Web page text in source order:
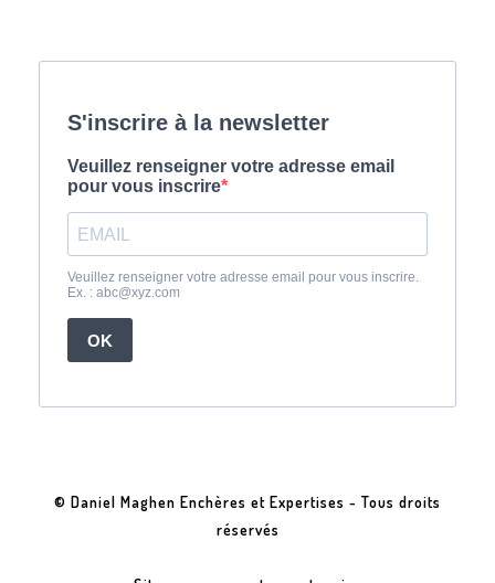
© Daniel Maghen Enchères et Expertises - Tous droits
réservés